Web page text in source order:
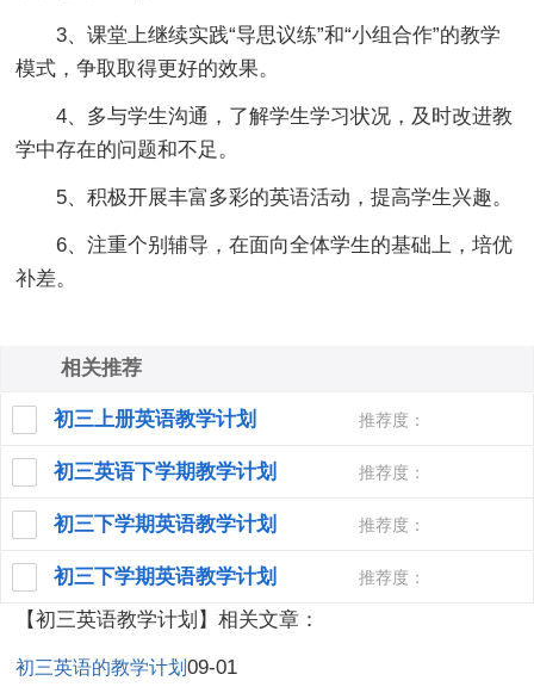
3、课堂上继续实践“导思议练”和“小组合作”的教学
模式，争取取得更好的效果。
4、多与学生沟通，了解学生学习状况，及时改进教
学中存在的问题和不足。
5、积极开展丰富多彩的英语活动，提高学生兴趣。
6、注重个别辅导，在面向全体学生的基础上，培优
补差。
初三上册英语教学计划 推荐度：
初三英语下学期教学计划 推荐度：
初三下学期英语教学计划 推荐度：
初三下学期英语教学计划 推荐度：
相关推荐
【初三英语教学计划】相关文章：
初三英语的教学计划09-01